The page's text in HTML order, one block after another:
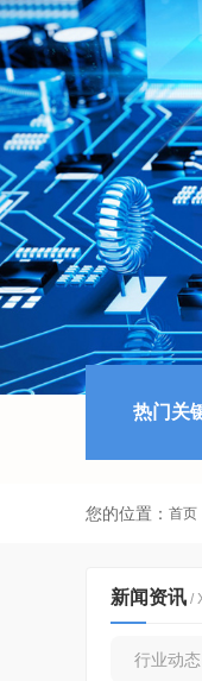
热门关
您的位置： 首页
新闻资讯 /
行业动态